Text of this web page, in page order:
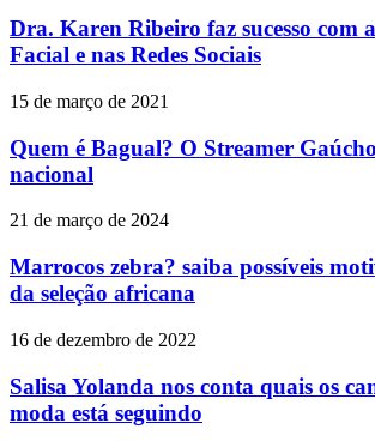
Dra. Karen Ribeiro faz sucesso com
Facial e nas Redes Sociais
15 de março de 2021
Quem é Bagual? O Streamer
nacional
21 de março de 2024
Marrocos zebra? saiba possíveis
da seleção africana
16 de dezembro de 2022
Salisa Yolanda nos conta quais os
moda está seguindo